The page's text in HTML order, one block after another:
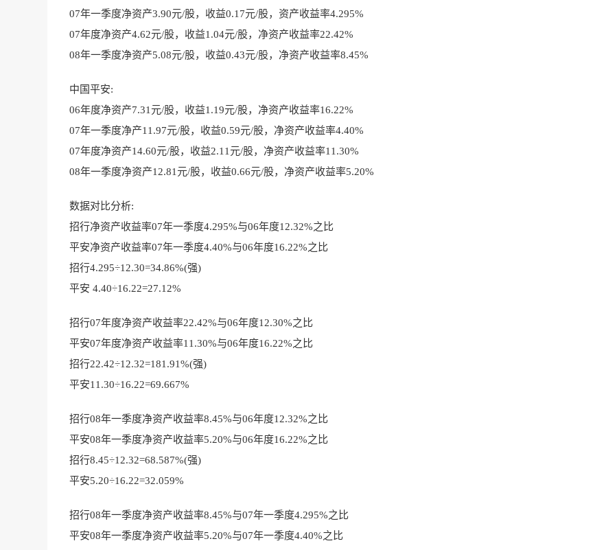
07年一季度净资产3.90元/股，收益0.17元/股，资产收益率4.295%
07年度净资产4.62元/股，收益1.04元/股，净资产收益率22.42%
08年一季度净资产5.08元/股，收益0.43元/股，净资产收益率8.45%
中国平安:
06年度净资产7.31元/股，收益1.19元/股，净资产收益率16.22%
07年一季度净产11.97元/股，收益0.59元/股，净资产收益率4.40%
07年度净资产14.60元/股，收益2.11元/股，净资产收益率11.30%
08年一季度净资产12.81元/股，收益0.66元/股，净资产收益率5.20%
数据对比分析:
招行净资产收益率07年一季度4.295%与06年度12.32%之比
平安净资产收益率07年一季度4.40%与06年度16.22%之比
招行4.295÷12.30=34.86%(强)
平安 4.40÷16.22=27.12%
招行07年度净资产收益率22.42%与06年度12.30%之比
平安07年度净资产收益率11.30%与06年度16.22%之比
招行22.42÷12.32=181.91%(强)
平安11.30÷16.22=69.667%
招行08年一季度净资产收益率8.45%与06年度12.32%之比
平安08年一季度净资产收益率5.20%与06年度16.22%之比
招行8.45÷12.32=68.587%(强)
平安5.20÷16.22=32.059%
招行08年一季度净资产收益率8.45%与07年一季度4.295%之比
平安08年一季度净资产收益率5.20%与07年一季度4.40%之比